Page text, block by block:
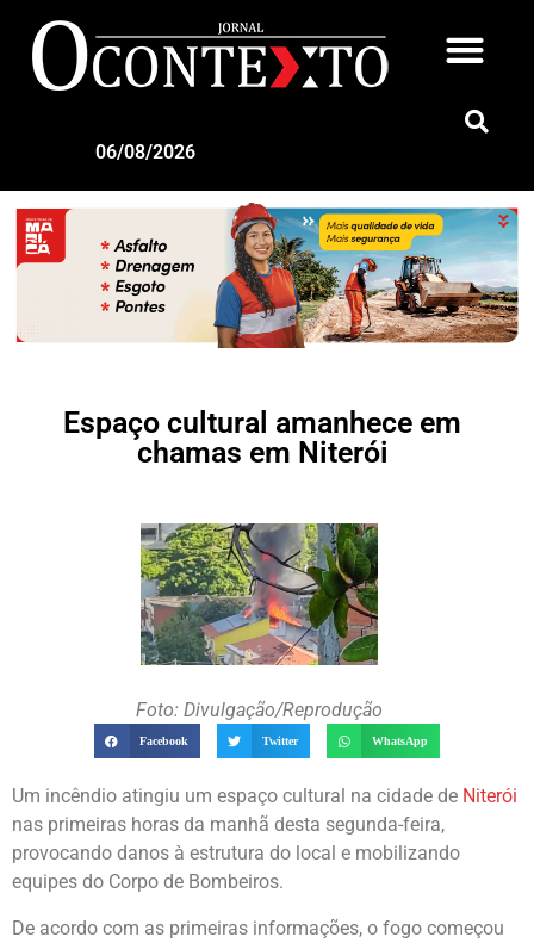
06/08/2026
Espaço cultural amanhece em
chamas em Niterói
Foto: Divulgação/Reprodução
Facebook Twitter WhatsApp
Um incêndio atingiu um espaço cultural na cidade de Niterói
nas primeiras horas da manhã desta segunda-feira,
provocando danos à estrutura do local e mobilizando
equipes do Corpo de Bombeiros.
De acordo com as primeiras informações, o fogo começou